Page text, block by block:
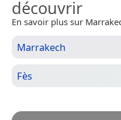
découvrir
En savoir plus sur
Marrakech
Fès